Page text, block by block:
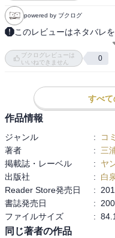
powered by ブクログ
このレビューはネタバレを
登場するとは・・・
最初からずっとずっと
ここにある
物語の根底を流れている名
彼がいたから、
今の二人がいるのだけど、
どうあるべきなのか
まだ戻ってこない
でも、ここにいるんだよ。
最初からすごかったけど、
どんどんとこんな世界に。
ブクログレビューは
いいねできません
0
すべて
作品情報
ジャンル : コ
著者
:
三
掲載誌・レーベル
:
ヤ
出版社
:
白
Reader Store発売日
:
書誌発売日
:
ファイルサイズ
:
同じ著者の作品